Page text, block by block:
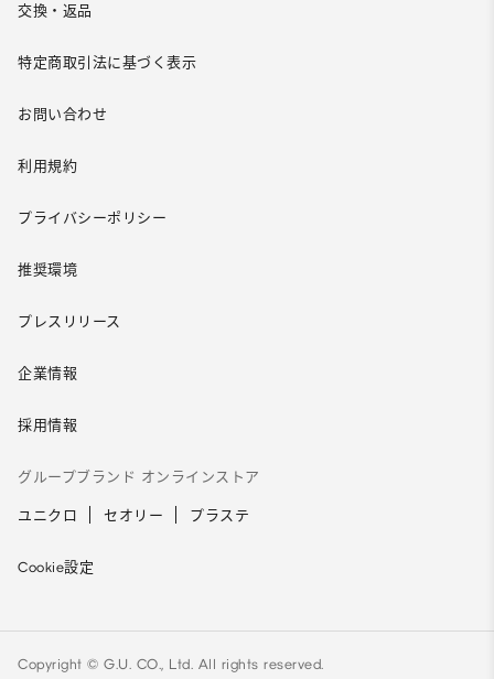
交換・返品
特定商取引法に基づく表示
お問い合わせ
利用規約
プライバシーポリシー
推奨環境
プレスリリース
企業情報
採用情報
グループブランド オンラインストア
ユニクロ セオリー プラステ
Cookie設定
Copyright © G.U. CO., Ltd. All rights reserved.